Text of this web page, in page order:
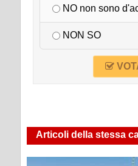
NO non sono
NON SO
Articoli della stessa